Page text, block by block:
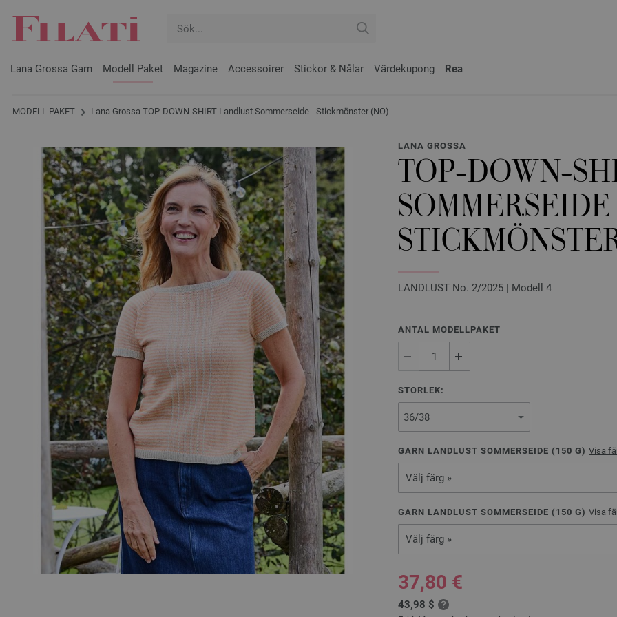
Lana Grossa Garn Modell Paket Magazine Accessoirer Stickor & Nålar Värdekupong Rea
MODELL PAKET Lana Grossa TOP-DOWN-SHIRT Landlust Sommerseide - Stickmönster (NO)
LANA GROSSA
TOP-DOWN-
LANDLUST No. 2/2025 | Modell 4
ANTAL MODELLPAKET
STORLEK:
GARN LANDLUST SOMMERSEIDE ( 150 G) Visa
Välj färg »
GARN LANDLUST SOMMERSEIDE ( 150 G) Visa
Välj färg »
37,80 €
43,98 $